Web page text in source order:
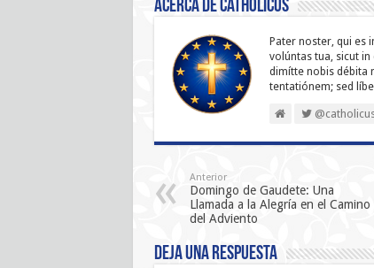
Acerca de catholicus
Pater noster, qui es
volúntas tua, sicut
dimítte nobis débita
ten­ta­tiónem; sed
Anterior
Domingo de Gaudete: Una
Llamada a la Alegría en el Camino
del Adviento
Deja una respuesta